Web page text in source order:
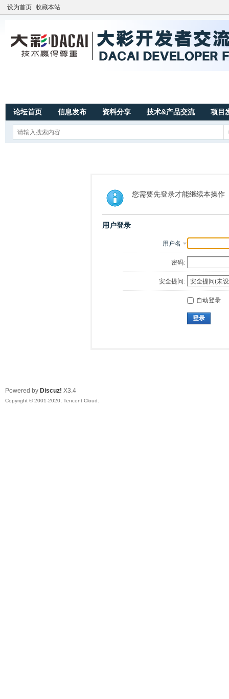
设为首页 收藏本站
论坛首页 信息发布 资料分享 技术&产品交流 项目
您需要先登录才能继续本操作
用户登录
用户名
密码:
安全提问:
自动登录
登录
Powered by Discuz! X3.4
Copyright © 2001-2020, Tencent Cloud.